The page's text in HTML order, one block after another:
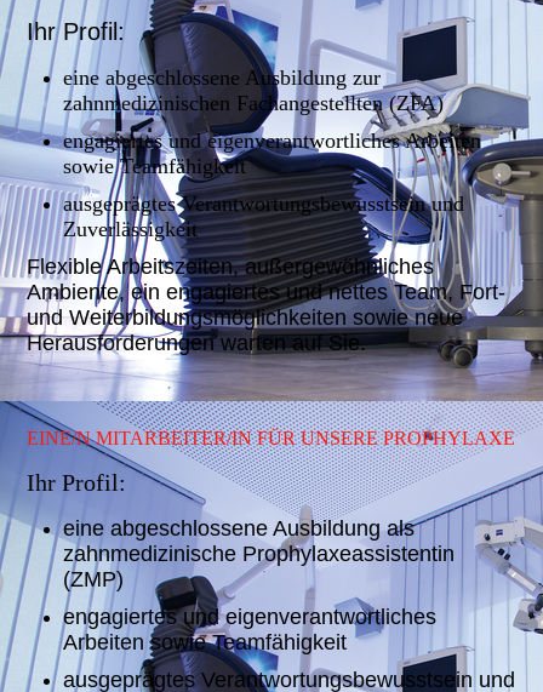
Ihr Profil:
eine abgeschlossene Ausbildung zur
zahnmedizinischen Fachangestellten (ZFA)
engagiertes und eigenverantwortliches Arbeiten
sowie Teamfähigkeit
ausgeprägtes Verantwortungsbewusstsein und
Zuverlässigkeit
Flexible Arbeitszeiten, außergewöhnliches
Ambiente, ein engagiertes und nettes Team, Fort-
und Weiterbildungsmöglichkeiten sowie neue
Herausforderungen warten auf Sie.
EINE/N MITARBEITER/IN FÜR UNSERE PROPHYLAXE
Ihr Profil:
eine abgeschlossene Ausbildung als
zahnmedizinische Prophylaxeassistentin
(ZMP)
engagiertes und eigenverantwortliches
Arbeiten sowie Teamfähigkeit
ausgeprägtes Verantwortungsbewusstsein und